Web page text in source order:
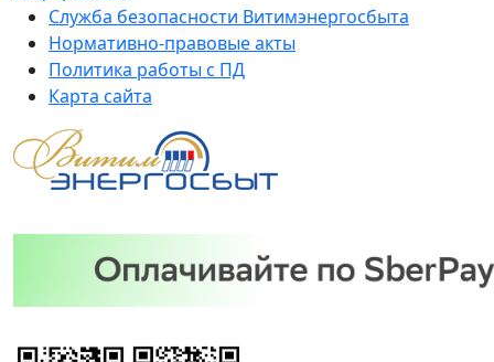
Служба безопасности Витимэнергосбыта
Нормативно-правовые акты
Политика работы с ПД
Карта сайта